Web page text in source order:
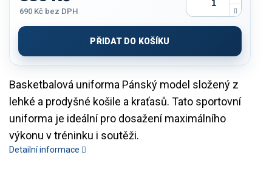
Basketbalová uniforma Pánský model složený z
lehké a prodyšné košile a kraťasů. Tato sportovní
uniforma je ideální pro dosažení maximálního
výkonu v tréninku i soutěži.
Detailní informace
690 Kč bez DPH
cena:
PŘIDAT DO KOŠÍKU